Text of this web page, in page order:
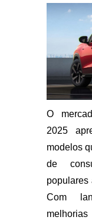
O
2025
modelos
de
populares
Com